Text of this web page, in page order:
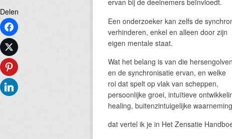
ervan bij de deelnemers beïnvloedt.
Een onderzoeker kan zelfs de
verhinderen, enkel en alleen door zijn
eigen mentale staat.
Wat het belang is van die hersengolven
en de synchronisatie ervan, en welke
rol dat spelt op vlak van scheppen,
persoonlijke groei, intuïtieve
healing, buitenzintuigelijke
dat vertel ik je in Het Zensatie
Delen